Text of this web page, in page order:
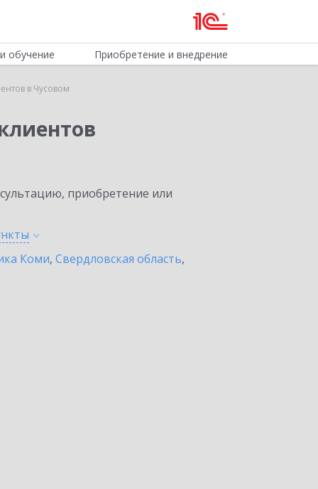
обучение Приобретение и внедрение
в Чусовом
приобретение или
Коми, Свердловская область,